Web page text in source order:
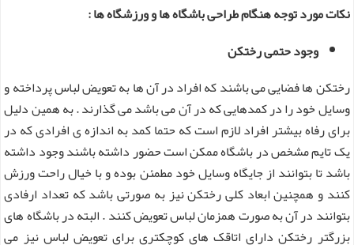
نکات مورد توجه هنگام طراحی باشگاه ها و ورزشگاه ها :
وجود حتمی رختکن
رختکن ها فضایی می باشند که افراد در آن ها به تعویض لباس پرداخته و
وسایل خود را در کمدهایی که در آن می باشد می گذارند . به همین دلیل
برای رفاه بیشتر افراد لازم است که حتما کمد به اندازه ی افرادی که در
یک تایم مشخص در باشگاه ممکن است حضور داشته باشند وجود داشته
باشد تا بتوانند از جایگاه وسایل خود مطمئن بوده و با خیال راحت ورزش
کنند و همچنین ابعاد کلی رختکن نیز به صورتی باشد که تعداد ارفادی
بتوانند در آن به صورت همزمان لباس تعویض کنند . البته در باشگاه های
بزرگتر رختکن دارای اتاقک های کوچکتری برای تعویض لباس نیز می